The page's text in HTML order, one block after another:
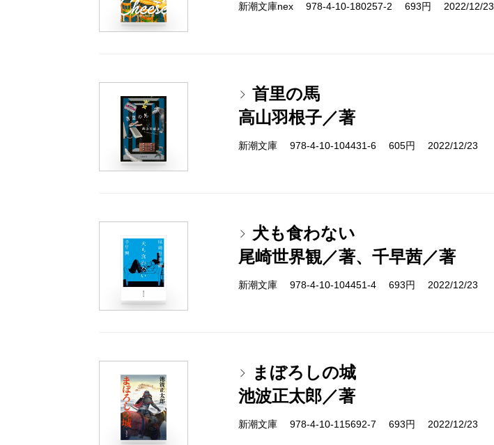
新潮文庫nex 978-4-10-180257-2 693円 2022/12/23
首里の馬
高山羽根子／著
新潮文庫 978-4-10-104431-6 605円 2022/12/23
犬も食わない
尾崎世界観／著、千早茜／著
新潮文庫 978-4-10-104451-4 693円 2022/12/23
まぼろしの城
池波正太郎／著
新潮文庫 978-4-10-115692-7 693円 2022/12/23